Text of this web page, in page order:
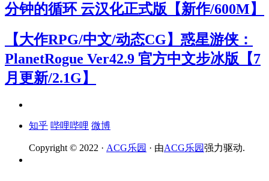
分钟的循环 云汉化正式版【新作/600M】
【大作RPG/中文/动态CG】惑星游侠：
PlanetRogue Ver42.9 官方中文步冰版【7
月更新/2.1G】
知乎 哔哩哔哩 微博
Copyright © 2022 · ACG乐园 · 由ACG乐园强力驱动.